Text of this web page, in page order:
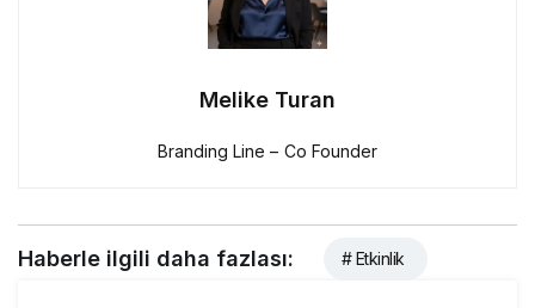
Melike Turan
Branding Line – Co Founder
Haberle ilgili daha fazlası: # Etkinlik